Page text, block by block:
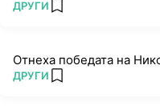
ПОВЕЧЕ ОТ
ДРУГИ add favorites
Отнеха победата на
ПОВЕЧЕ ОТ
ДРУГИ add favorites